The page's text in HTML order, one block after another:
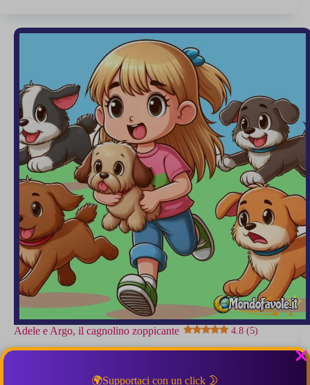
🌍Supportaci con un click 🌛
Italo
Adele e Argo, il cagnolino zoppicante 4.8 (5)
Questa favola insegna che non bisogna mai sottovalutare una